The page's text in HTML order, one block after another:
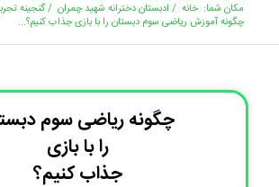
مکان شما: خانه / ادبستان دخترانه شهید چمران /گنجینه
چگونه آموزش ریاضی سوم دبستان را با بازی جذاب کنیم؟...
چگونه ریاضی سوم
را با بازی
جذاب کنیم؟